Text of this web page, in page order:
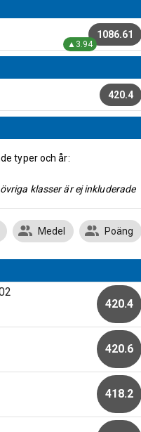
1086.61
▲3.94
420.4
typer och år:
klasser är ej inkluderade
Medel Poäng
420.4
420.6
418.2